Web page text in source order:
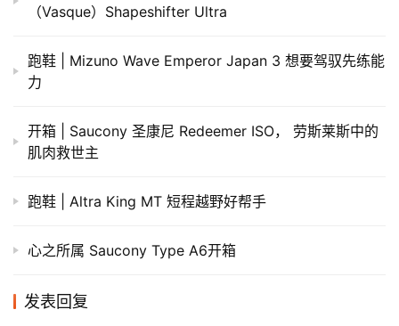
（Vasque）Shapeshifter Ultra
跑鞋 | Mizuno Wave Emperor Japan 3 想要驾驭先练能
力
开箱 | Saucony 圣康尼 Redeemer ISO， 劳斯莱斯中的
肌肉救世主
跑鞋 | Altra King MT 短程越野好帮手
心之所属 Saucony Type A6开箱
发表回复